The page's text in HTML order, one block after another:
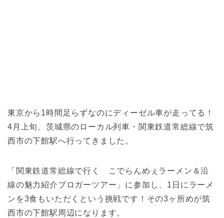
東京から1時間足らずなのにディーゼル車が走ってる！
4月上旬、茨城県のローカル列車・関東鉄道常総線で筑
西市の下館駅へ行ってきました。
「関東鉄道常総線で行く こでらんめぇラーメン＆沿
線の魅力紹介ブロガーツアー」に参加し、1日にラーメ
ンを3食もいただくという挑戦です！その3ヶ所めが筑
西市の下館駅周辺になります。